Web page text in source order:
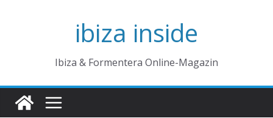
ibiza inside
Ibiza & Formentera Online-Magazin